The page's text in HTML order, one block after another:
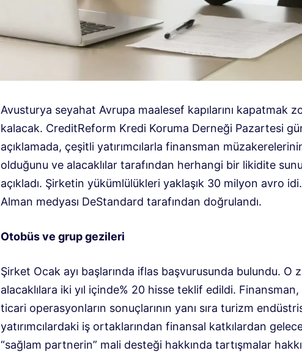
Avusturya seyahat Avrupa maalesef kapılarını kapatmak
kalacak. CreditReform Kredi Koruma Derneği Pazartesi
açıklamada, çeşitli yatırımcılarla finansman
olduğunu ve alacaklılar tarafından herhangi bir likidite
açıkladı. Şirketin yükümlülükleri yaklaşık 30 milyon avro
Alman medyası DeStandard tarafından doğrulandı.
Otobüs ve grup gezileri
Şirket Ocak ayı başlarında iflas başvurusunda bulundu. O
alacaklılara iki yıl içinde% 20 hisse teklif edildi.
ticari operasyonların sonuçlarının yanı sıra turizm
yatırımcılardaki iş ortaklarından finansal katkılardan
“sağlam partnerin” mali desteği hakkında tartışmalar